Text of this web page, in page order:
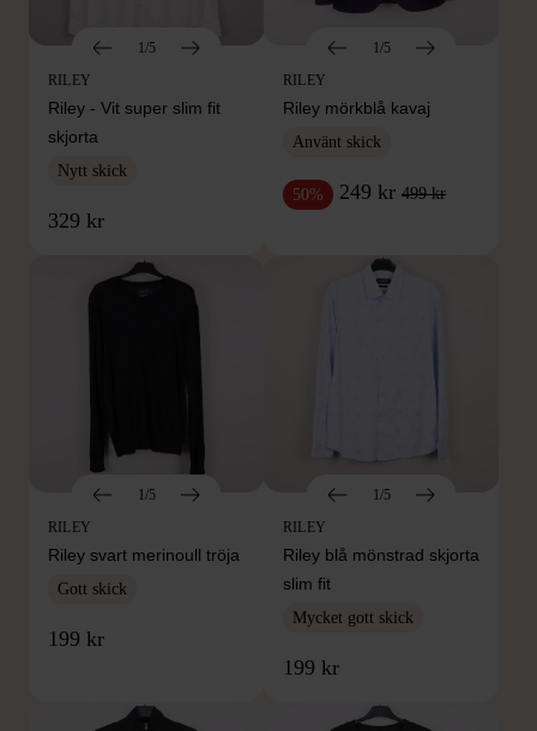
1/5
RILEY
Riley - Vit super slim fit
skjorta
Nytt skick
329 kr
1/5
RILEY
Riley mörkblå kavaj
Använt skick
50% 249 kr 499 kr
1/5
RILEY
Riley svart merinoull tröja
Gott skick
199 kr
1/5
RILEY
Riley blå mönstrad skjorta
slim fit
Mycket gott skick
199 kr